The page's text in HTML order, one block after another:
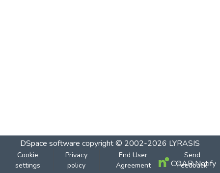
DSpace software copyright © 2002-2026 LYRASIS
Cookie
settings
Privacy
policy
End User
Agreement
Send
Feedback
COAR Notify